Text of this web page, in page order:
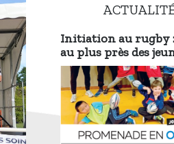
Initiation au rugby :
au plus près des